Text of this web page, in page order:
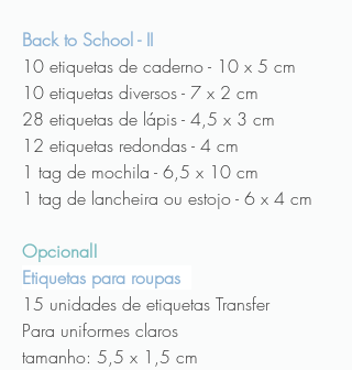
Back to School - II
10 etiquetas de caderno - 10 x 5 cm
10 etiquetas diversos - 7 x 2 cm
28 etiquetas de lápis - 4,5 x 3 cm
12 etiquetas redondas - 4 cm
1 tag de mochila - 6,5 x 10 cm
1 tag de lancheira ou estojo - 6 x 4 cm
Opcional!
Etiquetas para roupas
15 unidades de etiquetas Transfer
Para uniformes claros
tamanho: 5,5 x 1,5 cm